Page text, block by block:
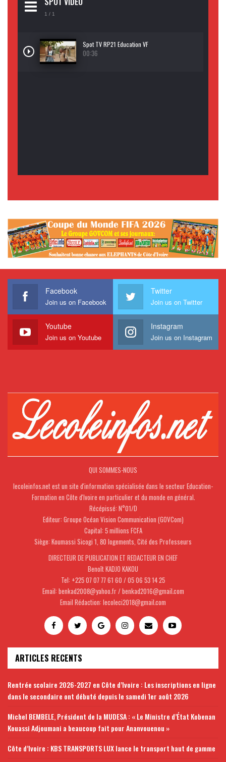
1 / 1
Spot TV RP21 Education VF
00:36
Facebook
Join us on Facebook
Twitter
Join us on Twitter
Youtube
Join us on Youtube
Instagram
Join us on Instagram
QUI SOMMES-NOUS
lecoleinfos.net est un site d'information spécialisée dans le secteur Education-
Formation en Côte d'Ivoire en particulier et du monde en général.
Récépissé: N°01/D
Editeur: Groupe Océan Vision Communication (GOVCom)
Capital: 5 millions FCFA
Siège: Koumassi Sicogi 1, 80 logements, Cité des Professeurs
DIRECTEUR DE PUBLICATION ET REDACTEUR EN CHEF
Benoît KADJO KAKOU
Tel: +225 07 07 77 61 60 / 05 06 53 14 25
Email: benkad2008@yahoo.fr / benkad2016@gmail.com
Email Rédaction: lecoleci2018@gmail.com
ARTICLES RECENTS
Rentrée scolaire 2026-2027 en Côte d’Ivoire : Les inscriptions en ligne
dans le secondaire ont débuté depuis le samedi 1er août 2026
Michel BEMBELE, Président de la MUDESA : « Le Ministre d’État Kobenan
Kouassi Adjoumani a beaucoup fait pour Ananvouenou »
Côte d’Ivoire : KBS TRANSPORTS LUX lance le transport haut de gamme